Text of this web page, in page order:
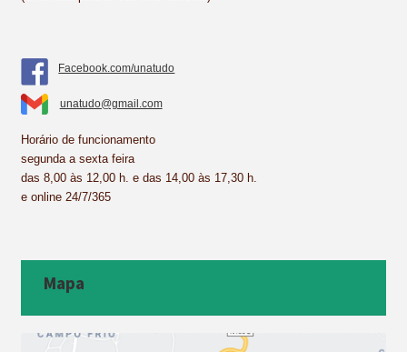
Facebook.com/unatudo
unatudo@gmail.com
Horário de funcionamento
segunda a sexta feira
das 8,00 às 12,00 h. e das 14,00 às 17,30 h.
e online 24/7/365
Mapa